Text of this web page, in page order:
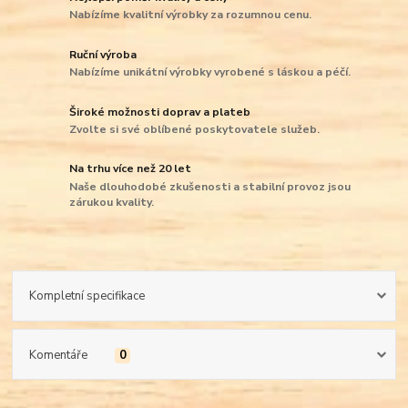
Nabízíme kvalitní výrobky za rozumnou cenu.
Ruční výroba
Nabízíme unikátní výrobky vyrobené s láskou a péčí.
Široké možnosti doprav a plateb
Zvolte si své oblíbené poskytovatele služeb.
Na trhu více než 20 let
Naše dlouhodobé zkušenosti a stabilní provoz jsou
zárukou kvality.
Kompletní specifikace
Komentáře 0